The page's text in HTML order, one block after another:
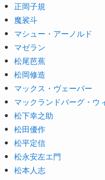
正岡子規
魔裟斗
マシュー・アーノルド
マゼラン
松尾芭蕉
松岡修造
マックス・ヴェーバー
マックランドバーグ・ウ
松下幸之助
松田優作
松平定信
松永安左エ門
松本人志